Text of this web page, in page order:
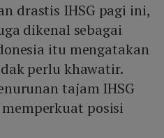
drastis IHSG pagi ini,
dikenal sebagai
itu mengatakan
perlu khawatir.
tajam IHSG
posisi